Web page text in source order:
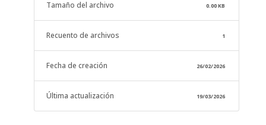
Tamaño del archivo 0.00 KB
Recuento de archivos 1
Fecha de creación 26/02/2026
Última actualización 19/03/2026